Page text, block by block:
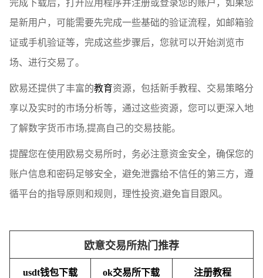
完成下载后，打开应用程序并注册或登录您的账户，如果您
是新用户，可能需要先完成一些基础的验证流程，如邮箱验
证或手机验证等，完成这些步骤后，您就可以开始浏览市
场、进行交易了。
欧易还提供了丰富的教育资源，包括新手教程、交易策略分
享以及实时的市场分析等，通过这些资源，您可以更深入地
了解数字货币市场,提高自己的交易技能。
提醒您在使用欧易交易所时，务必注意资金安全，确保您的
账户信息和密码足够安全，避免泄露给不信任的第三方，遵
循平台的指导原则和规则，理性投资,避免盲目跟风。
欧意交易所热门推荐
usdt钱包下载 ok交易所下载 注册教程